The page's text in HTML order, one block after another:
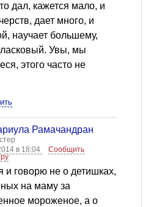
дал, кажется мало, и
дает много, и
научает большему,
Увы, мы
этого часто не
Рамачандран
в 18:04
Сообщить
и говорю не о детишках,
на маму за
мороженое, а о